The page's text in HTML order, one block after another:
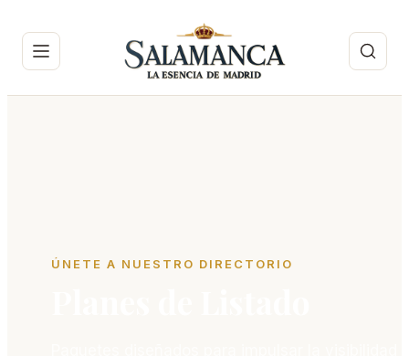
ÚNETE A NUESTRO DIRECTORIO